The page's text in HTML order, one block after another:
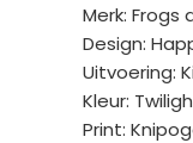
Merk: Frogs
Design:
Uitvoering:
Kleur:
Print: